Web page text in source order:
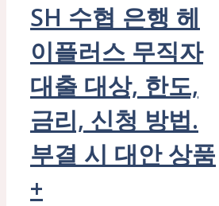
SH 수협 은행 헤
이플러스 무직자
대출 대상, 한도,
금리, 신청 방법.
부결 시 대안 상품
+